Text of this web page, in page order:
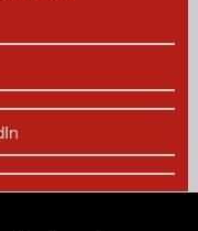
arts & culture